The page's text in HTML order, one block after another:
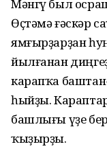
Мәнгү был
Өҫтәмә ғәскәр
ямғырҙарҙан
йылғанан
карапҡа
һыйҙы.
башлығы үҙе
ҡыҙырҙы.